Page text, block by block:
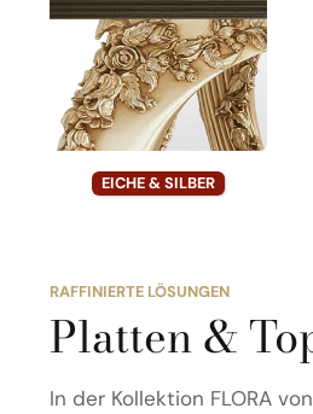
EICHE & SILBER
RAFFINIERTE LÖSUNGEN
Platten &
In der Kollektion FLORA